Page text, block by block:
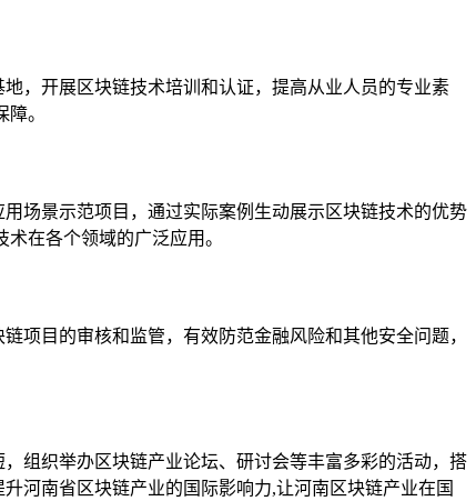
，开展区块链技术培训和认证，提高从业人员的专业素
。
场景示范项目，通过实际案例生动展示区块链技术的优势
在各个领域的广泛应用。
项目的审核和监管，有效防范金融风险和其他安全问题，
组织举办区块链产业论坛、研讨会等丰富多彩的活动，搭
河南省区块链产业的国际影响力,让河南区块链产业在国